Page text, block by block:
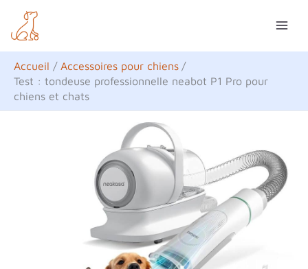
contenu
Accueil
Accessoires pour chiens
Test : tondeuse professionnelle neabot P1 Pro pour
chiens et chats
e
c
h
e